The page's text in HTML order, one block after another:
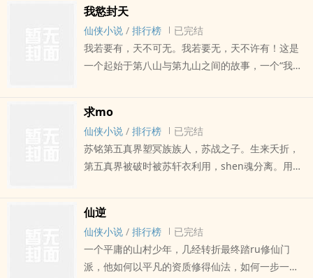
我慾封天
仙侠小说 / 排行榜
已完结
我若要有，天不可无。我若要无，天不许有！这是
一个起始于第八山与第九山之间的故事，一个“我命
主角，早年父母双双失踪，多次科考落榜，对未来
充满迷茫，慨叹百无一用是书生。浮生无常，因有
修真的资质而得以jinru靠山宗，一段修真界的传奇
就此开始了！…
求mo
仙侠小说 / 排行榜
已完结
苏铭第五真界塑冥族族人，苏战之子。生来夭折，
第五真界被破时被苏轩衣利用，shen魂分离。用一
二代蛮神从九yin真界抱回蛮族大陆。仙族攻陷大
虞，二代蛮神被分尸，苏铭尸ti被帝天所获，发现其
尸ti中yun育有魂，将其魂沉沦在蛮族大地，以其塑
冥天赋实现自己的计划。随着修为的提升，发觉记
仙逆
仙侠小说 / 排行榜
已完结
一个平庸的山村少年，几经转折最终踏ru修仙门
派，他如何以平凡的资质修得仙法，如何一步一步